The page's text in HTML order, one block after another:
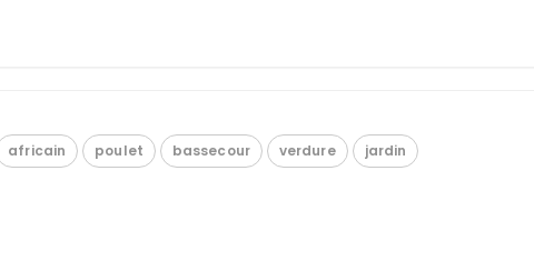
africain poulet bassecour verdure jardin